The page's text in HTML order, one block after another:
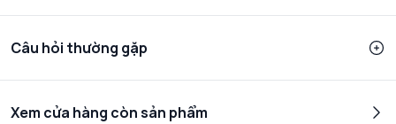
Câu hỏi thường gặp
Xem cửa hàng còn sản phẩm